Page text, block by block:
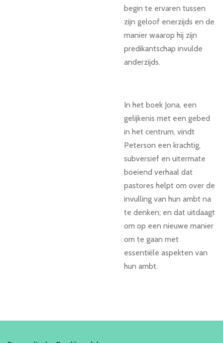
begin te ervaren tussen
zijn geloof enerzijds en de
manier waarop hij zijn
predikantschap invulde
anderzijds.
In het boek Jona, een
gelijkenis met een gebed
in het centrum, vindt
Peterson een krachtig,
subversief en uitermate
boeiend verhaal dat
pastores helpt om over de
invulling van hun ambt na
te denken; en dat uitdaagt
om op een nieuwe manier
om te gaan met
essentiële aspekten van
hun ambt.